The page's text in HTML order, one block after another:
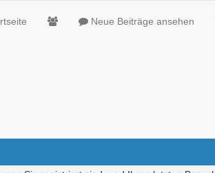
Neue Beiträge ansehen